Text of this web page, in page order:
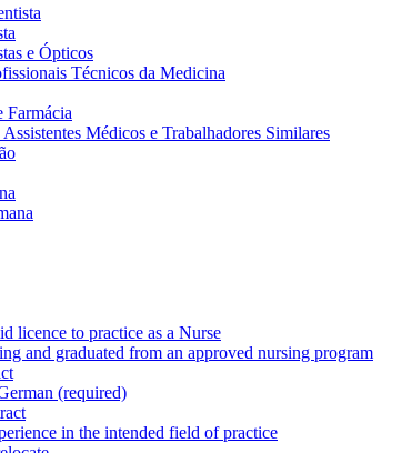
e Ópticos
Técnicos da Medicina
Farmácia
Médicos e Trabalhadores Similares
licence to practice as a Nurse
and graduated from an approved nursing program
(required)
in the intended field of practice